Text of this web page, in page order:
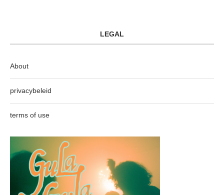
LEGAL
About
privacybeleid
terms of use